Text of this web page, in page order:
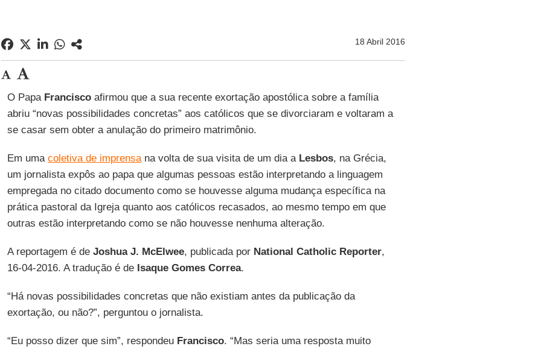
18 Abril 2016
O Papa Franciscoafirmou que a sua recente exortação apostólica sobre a família
abriu “novas possibilidades concretas” aos católicos que se divorciaram e voltaram a
se casar sem obter a anulação do primeiro matrimônio.
Em uma coletiva de imprensana volta de sua visita de um dia a Lesbos, na Grécia,
um jornalista expôs ao papa que algumas pessoas estão interpretando a linguagem
empregada no citado documento como se houvesse alguma mudança específica na
prática pastoral da Igreja quanto aos católicos recasados, ao mesmo tempo em que
outras estão interpretando como se não houvesse nenhuma alteração.
A reportagem é de Joshua J. McElwee, publicada por National Catholic Reporter,
16-04-2016. A tradução é de Isaque Gomes Correa.
“Há novas possibilidades concretas que não existiam antes da publicação da
exortação, ou não?”, perguntou o jornalista.
“Eu posso dizer que sim”, respondeu Francisco. “Mas seria uma resposta muito